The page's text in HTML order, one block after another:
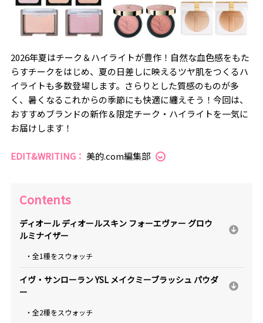
2026年夏はチーク＆ハイライトが豊作！自然な血色感をもた
らすチークをはじめ、夏の日差しに映えるツヤ肌をつくるハ
イライトも多数登場します。さらりとした質感のものが多
く、暑くなるこれからの季節にも快適に纏えそう！今回は、
おすすめブランドの新作＆限定チーク・ハイライトを一気に
お届けします！
EDIT&WRITING： 美的.com編集部
Contents
ディオール ディオールスキン フォーエヴァー グロウ
ルミナイザー
・全1種をスウォッチ
イヴ・サンローラン YSL メイクミーブラッシュ パウダ
ー
・全2種をスウォッチ